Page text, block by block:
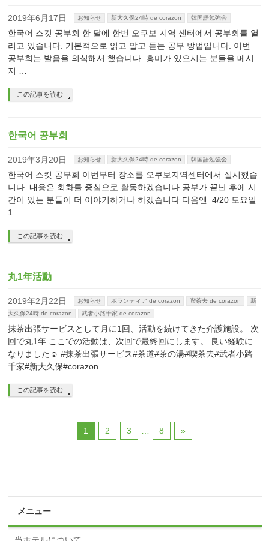
2019年6月17日 お知らせ 新大久保24時 de corazon 韓国語勉強会
한국어 스킷 공부회 한 달에 한번 오쿠보 지역 센터에서 공부회를 열
리고 있습니다. 기본적으로 읽고 말고 듣는 공부 방법입니다. 이번
공부회는 발음을 의식해서 했습니다. 흥미가 있으시는 분들을 메시
지 …
この記事を読む
한국어 공부회
2019年3月20日 お知らせ 新大久保24時 de corazon 韓国語勉強会
한국어 스킷 공부회 이번부터 장소를 오쿠보지역센터에서 실시했습
니다. 내응은 회화를 중심으로 활동하겠습니다 공부가 끝난 후에 시
간이 있는 분들이 더 이야기하거나 하겠습니다 다음엔 4/20 토요일
1 …
この記事を読む
丸1年活動
2019年2月22日 お知らせ ボランティア de corazon 喫茶去 de corazon
新
大久保24時 de corazon
武者小路千家 de corazon
抹茶出張サービスとして月に1回、活動を続けてきた介護施設。 次
回で丸1年 ここでの活動は、次回で最終回にします。 良い経験に
なりました☺︎ #抹茶出張サービス#茶道#茶の湯#喫茶去#武者小路
千家#新大久保#corazon
この記事を読む
1 2 3 8 »
メニュー